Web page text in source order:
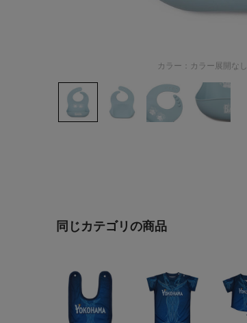
カラー：カラー展開なし
同じカテゴリの商品